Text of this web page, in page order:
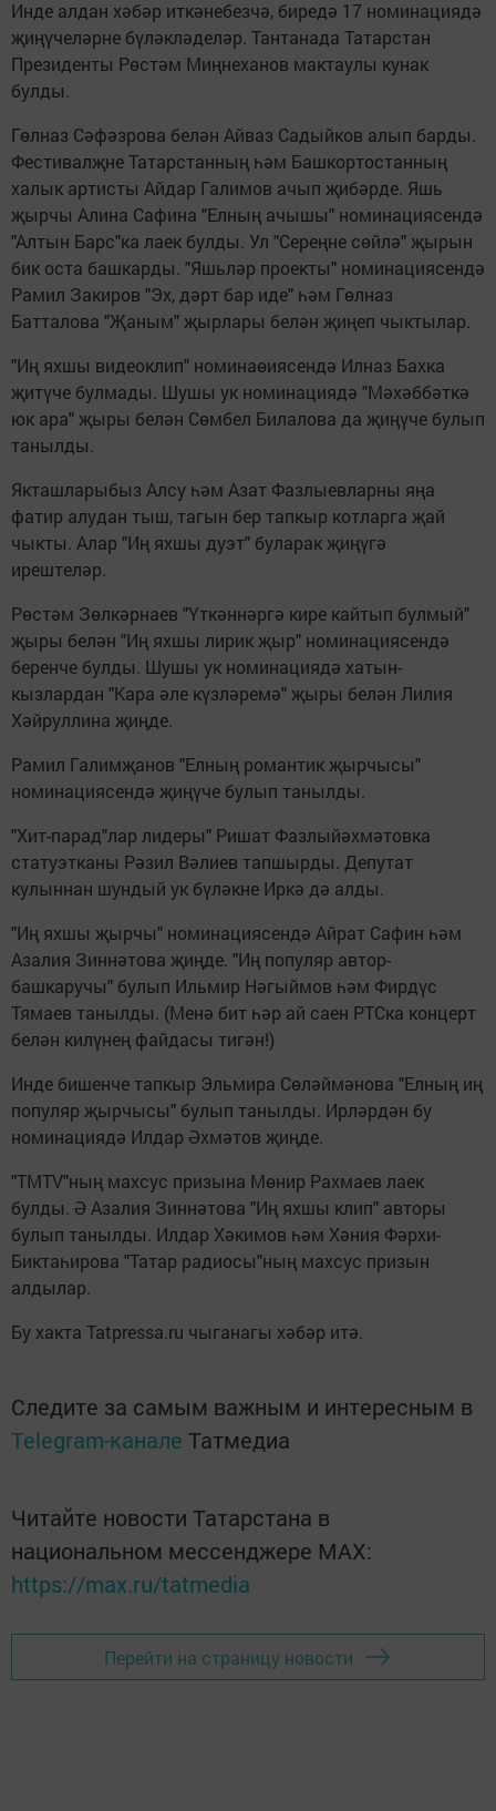
Инде алдан хәбәр иткәнебезчә, биредә 17 номинациядә
җиңүчеләрне бүләкләделәр. Тантанада Татарстан
Президенты Рөстәм Миңнеханов мактаулы кунак
булды.
Гөлназ Сәфәзрова белән Айваз Садыйков алып барды.
Фестивалҗне Татарстанның һәм Башкортостанның
халык артисты Айдар Галимов ачып җибәрде. Яшь
җырчы Алина Сафина "Елның ачышы" номинациясендә
"Алтын Барс"ка лаек булды. Ул "Сереңне сөйлә" җырын
бик оста башкарды. "Яшьләр проекты" номинациясендә
Рамил Закиров "Эх, дәрт бар иде" һәм Гөлназ
Батталова "Җаным" җырлары белән җиңеп чыктылар.
"Иң яхшы видеоклип" номинаөиясендә Илназ Бахка
җитүче булмады. Шушы ук номинациядә "Мәхәббәткә
юк ара" җыры белән Сөмбел Билалова да җиңүче булып
танылды.
Якташларыбыз Алсу һәм Азат Фазлыевларны яңа
фатир алудан тыш, тагын бер тапкыр котларга җай
чыкты. Алар "Иң яхшы дуэт" буларак җиңүгә
ирештеләр.
Рөстәм Зөлкәрнаев "Үткәннәргә кире кайтып булмый"
җыры белән "Иң яхшы лирик җыр" номинациясендә
беренче булды. Шушы ук номинациядә хатын-
кызлардан "Кара әле күзләремә" җыры белән Лилия
Хәйруллина җиңде.
Рамил Галимҗанов "Елның романтик җырчысы"
номинациясендә җиңүче булып танылды.
"Хит-парад"лар лидеры" Ришат Фазлыйәхмәтовка
статуэтканы Рәзил Вәлиев тапшырды. Депутат
кулыннан шундый ук бүләкне Иркә дә алды.
"Иң яхшы җырчы" номинациясендә Айрат Сафин һәм
Азалия Зиннәтова җиңде. "Иң популяр автор-
башкаручы" булып Ильмир Нәгыймов һәм Фирдүс
Тямаев танылды. (Менә бит һәр ай саен РТСка концерт
белән килүнең файдасы тигән!)
Инде бишенче тапкыр Эльмира Сөләймәнова "Елның иң
популяр җырчысы" булып танылды. Ирләрдән бу
номинациядә Илдар Әхмәтов җиңде.
"ТМТV"ның махсус призына Мөнир Рахмаев лаек
булды. Ә Азалия Зиннәтова "Иң яхшы клип" авторы
булып танылды. Илдар Хәкимов һәм Хәния Фәрхи-
Биктаһирова "Татар радиосы"ның махсус призын
алдылар.
Бу хакта Tatpressa.ru чыганагы хәбәр итә.
Следите за самым важным и интересным в
Telegram-канале Татмедиа
Читайте новости Татарстана в
национальном мессенджере MАХ:
https://max.ru/tatmedia
Перейти на страницу новости